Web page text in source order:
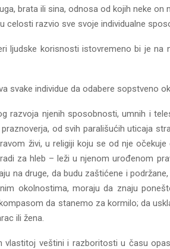
brata ili sina, odnosa od kojih neke
razvio sve svoje individualne
ljudske korisnosti istovremeno bi je na
svake individue da odabere sopstveno
razvoja njenih sposobnosti, umnih i
od svih parališućih uticaja
živi, u religiji koju se od nje
za hleb – leži u njenom urođenom
na druge, da budu zaštićene i
okolnostima, moraju da znaju
da stanemo za kormilo; da
ili žena.
vlastitoj veštini i razboritosti u času